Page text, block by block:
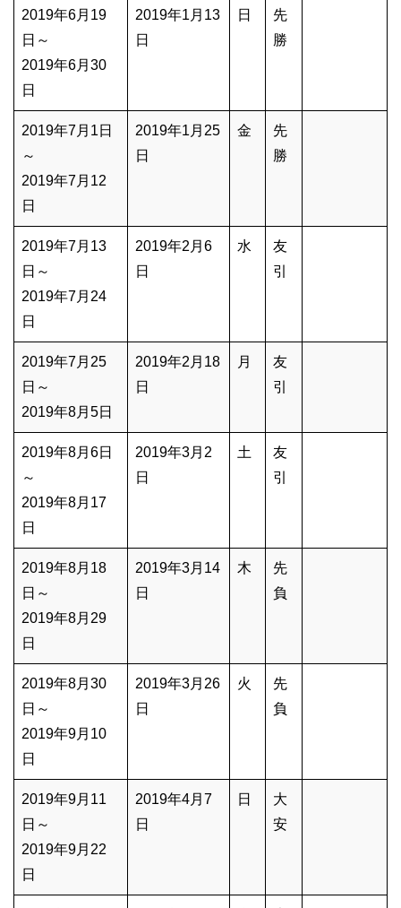
2019年6月19
日～
2019年6月30
日
2019年1月13
日
日
先
勝
2019年7月1日
～
2019年7月12
日
2019年1月25
日
金
先
勝
2019年7月13
日～
2019年7月24
日
2019年2月6
日
水
友
引
2019年7月25
日～
2019年8月5日
2019年2月18
日
月
友
引
2019年8月6日
～
2019年8月17
日
2019年3月2
日
土
友
引
2019年8月18
日～
2019年8月29
日
2019年3月14
日
木
先
負
2019年8月30
日～
2019年9月10
日
2019年3月26
日
火
先
負
2019年9月11
日～
2019年9月22
日
2019年4月7
日
日
大
安